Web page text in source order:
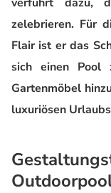
zelebrieren. Für
Flair ist er das
sich einen Pool
Gartenmöbel
luxuriösen